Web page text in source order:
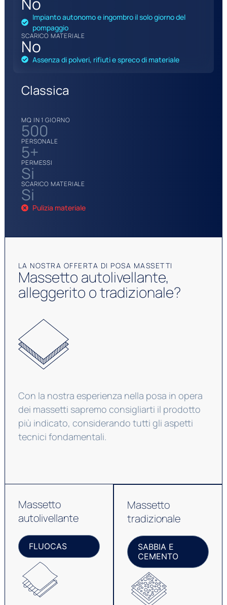
Impianto autonomo e ingombro il solo giorno del
pompaggio
SCARICO MATERIALE
No
Assenza di polveri, rifiuti e spreco di materiale
Classica
MQ IN 1 GIORNO
500
PERSONALE
5+
PERMESSI
Si
SCARICO MATERIALE
Si
Pulizia materiale
LA NOSTRA OFFERTA DI POSA MASSETTI
Massetto autolivellante,
alleggerito o tradizionale?
Con la nostra esperienza nella posa in opera
dei massetti sapremo consigliarti il prodotto
più indicato, considerando tutti gli aspetti
tecnici fondamentali.
Massetto
autolivellante
FLUOCAS
Massetto
tradizionale
SABBIA E
CEMENTO